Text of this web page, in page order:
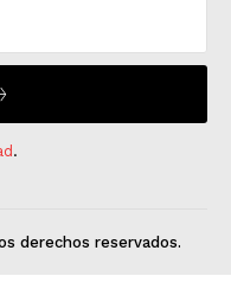
.
derechos reservados.